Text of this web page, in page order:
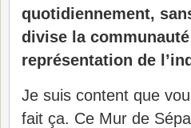
quotidiennement,
divise la
représentation de
Je suis content que
fait ça. Ce Mur de